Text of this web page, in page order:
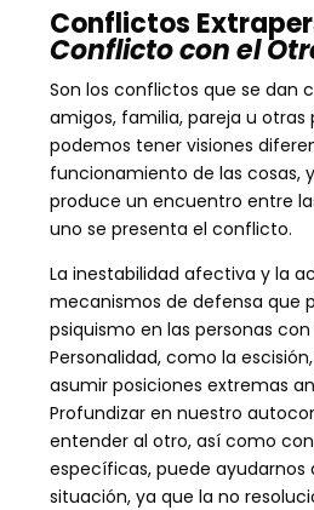
Conflictos
Conflicto con el
Son los conflictos que se dan
amigos, familia, pareja u otras
podemos tener visiones
funcionamiento de las cosas,
produce un encuentro entre
uno se presenta el conflicto.
La inestabilidad afectiva y la
mecanismos de defensa que
psiquismo en las personas
Personalidad, como la
asumir posiciones extremas
Profundizar en nuestro
entender al otro, así como
específicas, puede ayudarnos
situación, ya que la no